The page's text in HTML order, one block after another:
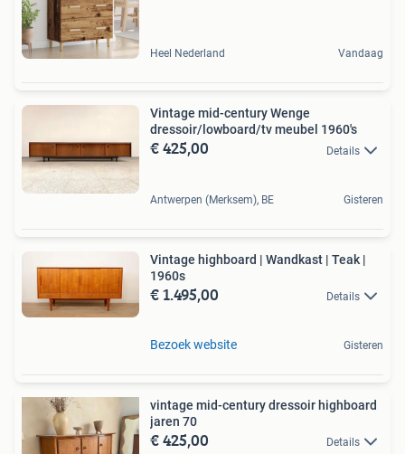
Heel Nederland Vandaag
Vintage mid-century Wenge
dressoir/lowboard/tv meubel 1960's
€ 425,00 Details
Antwerpen (Merksem), BE Gisteren
Vintage highboard | Wandkast | Teak |
1960s
€ 1.495,00 Details
Bezoek website Gisteren
vintage mid-century dressoir highboard
jaren 70
€ 425,00 Details